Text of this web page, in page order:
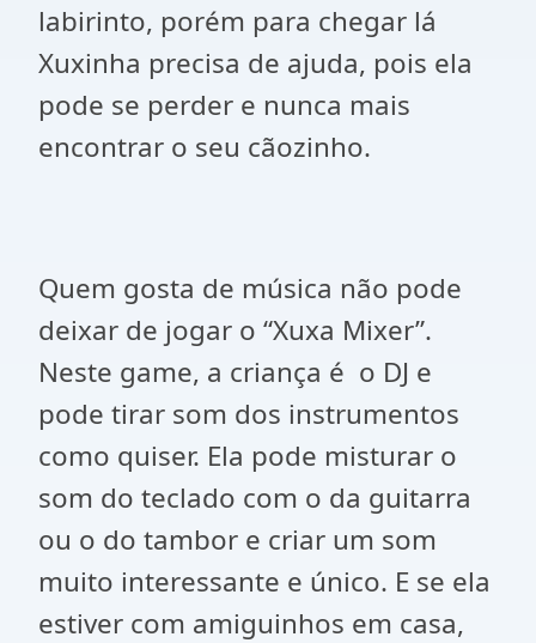
labirinto, porém para chegar lá
Xuxinha precisa de ajuda, pois ela
pode se perder e nunca mais
encontrar o seu cãozinho.
Quem gosta de música não pode
deixar de jogar o “Xuxa Mixer”.
Neste game, a criança é o DJ e
pode tirar som dos instrumentos
como quiser. Ela pode misturar o
som do teclado com o da guitarra
ou o do tambor e criar um som
muito interessante e único. E se ela
estiver com amiguinhos em casa,